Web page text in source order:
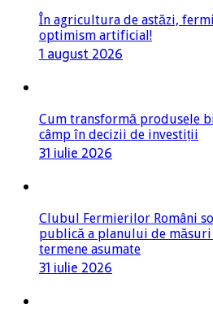
În agricultura de astăzi,
optimism artificial!
1 august 2026
Cum transformă produsele
câmp în decizii de investiții
31 iulie 2026
Clubul Fermierilor Români
publică a planului de
termene asumate
31 iulie 2026